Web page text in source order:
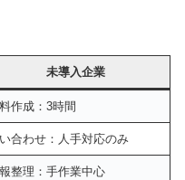
未導入企業
作成：3時間
合わせ：人手対応のみ
整理：手作業中心